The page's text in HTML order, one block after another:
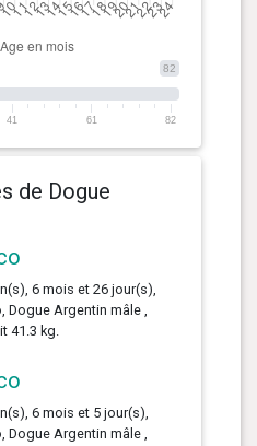
82
41 61 82
de Dogue
6 mois et 26 jour(s),
Dogue Argentin mâle ,
41.3 kg.
6 mois et 5 jour(s),
Dogue Argentin mâle ,